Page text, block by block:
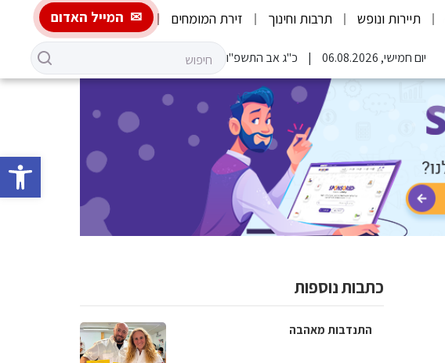
פתח
תיירות ונופש תרבות וחינוך זירת המומחים המייל האדום
יום חמישי, 06.08.2026 כ"ג אב התשפ"ו
כתבות נוספות
התנדבות מאהבה